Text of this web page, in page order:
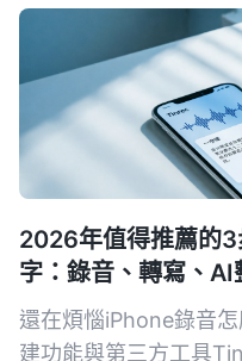
2026年值得推薦的
字：錄音、轉寫、AI
還在煩惱iPhone錄音
建功能與第三方工具